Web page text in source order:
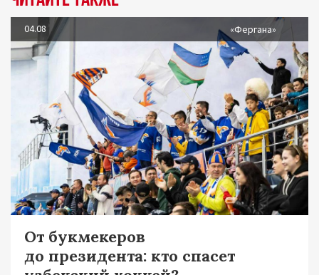
04.08 «Фергана»
От букмекеров
до президента: кто спасет